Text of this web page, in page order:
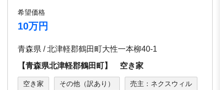
希望価格
10万円
青森県 / 北津軽郡鶴田町大性一本柳40-1
【青森県北津軽郡鶴田町】 空き家
空き家 その他（訳あり） 売主：ネクスウィル